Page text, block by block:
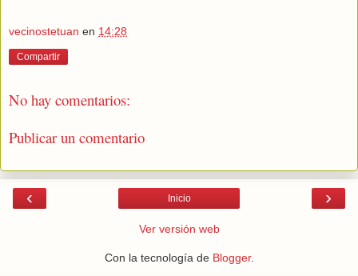
vecinostetuan en 14:28
Compartir
No hay comentarios:
Publicar un comentario
‹ ›
Inicio
Ver versión web
Con la tecnología de Blogger.